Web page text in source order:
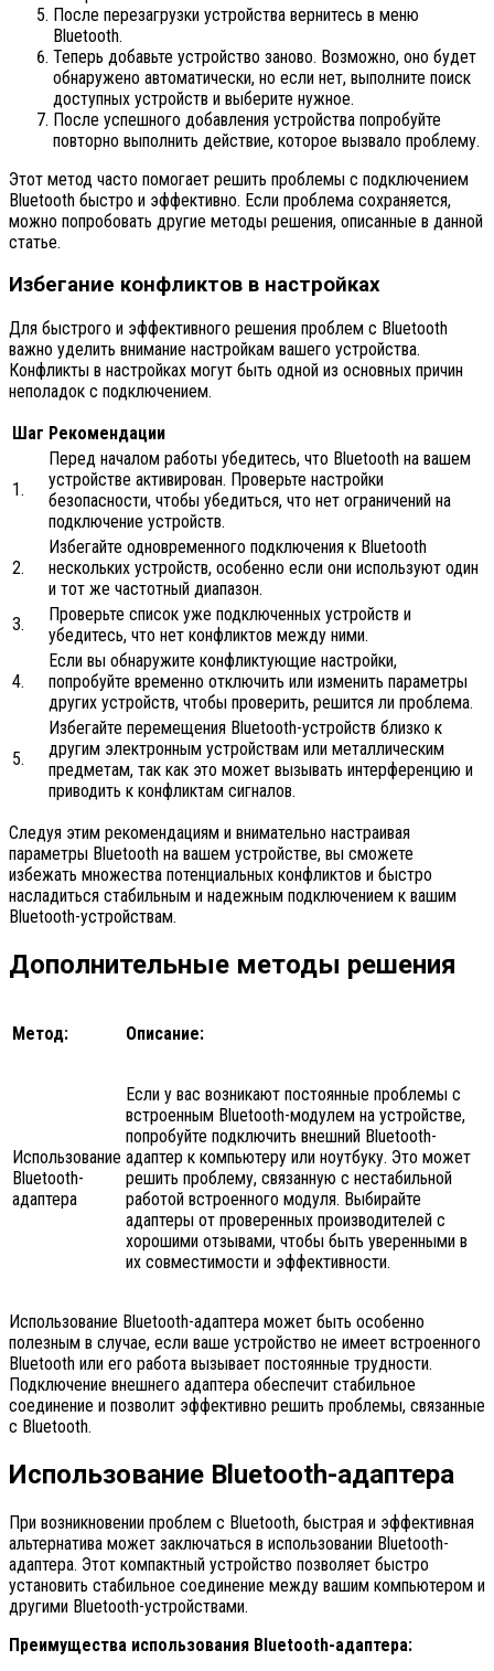
После перезагрузки устройства вернитесь в меню
Bluetooth.
Теперь добавьте устройство заново. Возможно, оно будет
обнаружено автоматически, но если нет, выполните поиск
доступных устройств и выберите нужное.
После успешного добавления устройства попробуйте
повторно выполнить действие, которое вызвало проблему.
Этот метод часто помогает решить проблемы с подключением
Bluetooth быстро и эффективно. Если проблема сохраняется,
можно попробовать другие методы решения, описанные в данной
статье.
Избегание конфликтов в настройках
Для быстрого и эффективного решения проблем с Bluetooth
важно уделить внимание настройкам вашего устройства.
Конфликты в настройках могут быть одной из основных причин
неполадок с подключением.
Шаг Рекомендации
1.
Перед началом работы убедитесь, что Bluetooth на вашем
устройстве активирован. Проверьте настройки
безопасности, чтобы убедиться, что нет ограничений на
подключение устройств.
2.
Избегайте одновременного подключения к Bluetooth
нескольких устройств, особенно если они используют один
и тот же частотный диапазон.
3.
Проверьте список уже подключенных устройств и
убедитесь, что нет конфликтов между ними.
4.
Если вы обнаружите конфликтующие настройки,
попробуйте временно отключить или изменить параметры
других устройств, чтобы проверить, решится ли проблема.
5.
Избегайте перемещения Bluetooth-устройств близко к
другим электронным устройствам или металлическим
предметам, так как это может вызывать интерференцию и
приводить к конфликтам сигналов.
Следуя этим рекомендациям и внимательно настраивая
параметры Bluetooth на вашем устройстве, вы сможете
избежать множества потенциальных конфликтов и быстро
насладиться стабильным и надежным подключением к вашим
Bluetooth-устройствам.
Дополнительные методы решения
Метод: Описание:
Использование
Bluetooth-
адаптера
Если у вас возникают постоянные проблемы с
встроенным Bluetooth-модулем на устройстве,
попробуйте подключить внешний Bluetooth-
адаптер к компьютеру или ноутбуку. Это может
решить проблему, связанную с нестабильной
работой встроенного модуля. Выбирайте
адаптеры от проверенных производителей с
хорошими отзывами, чтобы быть уверенными в
их совместимости и эффективности.
Использование Bluetooth-адаптера может быть особенно
полезным в случае, если ваше устройство не имеет встроенного
Bluetooth или его работа вызывает постоянные трудности.
Подключение внешнего адаптера обеспечит стабильное
соединение и позволит эффективно решить проблемы, связанные
с Bluetooth.
Использование Bluetooth-адаптера
При возникновении проблем с Bluetooth, быстрая и эффективная
альтернатива может заключаться в использовании Bluetooth-
адаптера. Этот компактный устройство позволяет быстро
установить стабильное соединение между вашим компьютером и
другими Bluetooth-устройствами.
Преимущества использования Bluetooth-адаптера: